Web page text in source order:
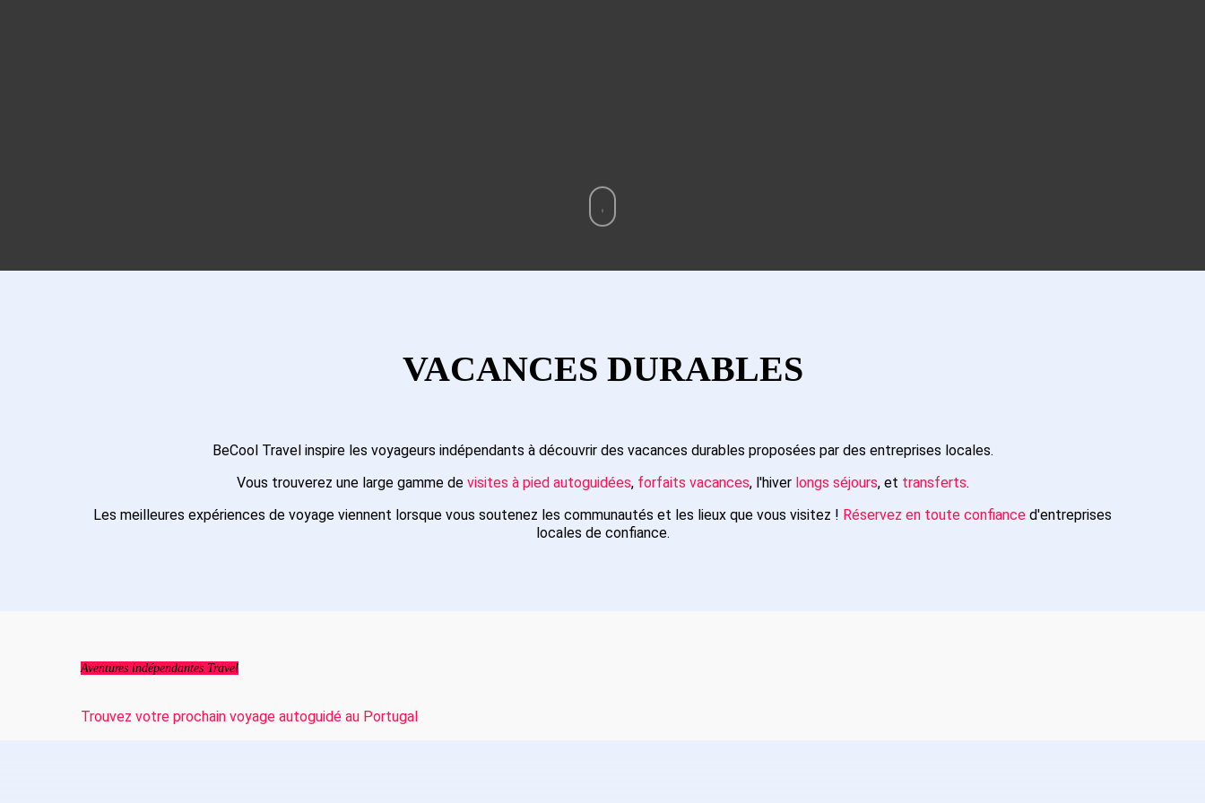
VACANCES DURABLES
BeCool Travel inspire les voyageurs indépendants à découvrir des vacances durables proposées par des entreprises locales.
Vous trouverez une large gamme de visites à pied autoguidées, forfaits vacances, l'hiver longs séjours, et transferts.
Les meilleures expériences de voyage viennent lorsque vous soutenez les communautés et les lieux que vous visitez ! Réservez en toute confiance d'entreprises
locales de confiance.
Aventures indépendantes Travel
Trouvez votre prochain voyage autoguidé au Portugal